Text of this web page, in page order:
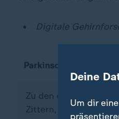
Digitale
Parkinson: Symptome
Zu den
Zittern, verlangsamte
Deine
Um dir